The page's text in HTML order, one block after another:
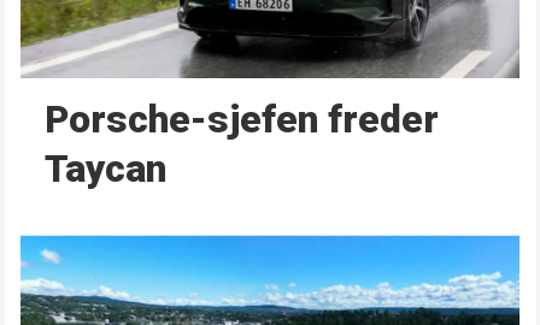
Porsche-sjefen freder
Taycan